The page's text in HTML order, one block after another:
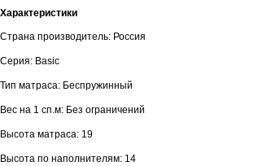
Характеристики
Страна производитель: Россия
Серия: Basic
Тип матраса: Беспружинный
Вес на 1 сп.м: Без ограничений
Высота матраса: 19
Высота по наполнителям: 14